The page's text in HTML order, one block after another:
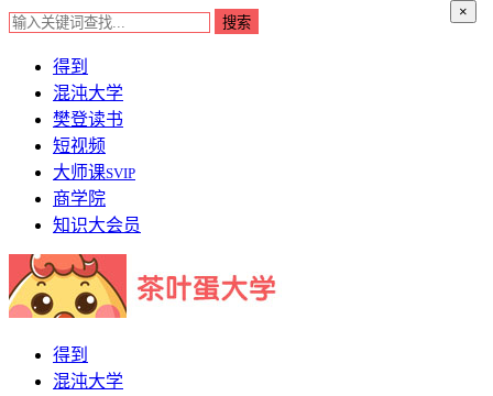
×
得到
混沌大学
樊登读书
短视频
大师课SVIP
商学院
知识大会员
得到
混沌大学